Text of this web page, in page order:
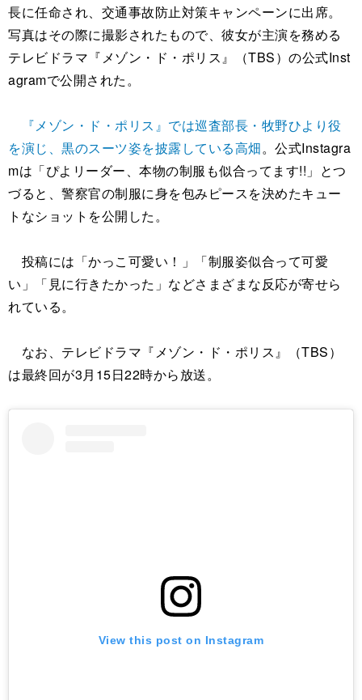
長に任命され、交通事故防止対策キャンペーンに出席。
写真はその際に撮影されたもので、彼女が主演を務める
テレビドラマ『メゾン・ド・ポリス』（TBS）の公式Inst
agramで公開された。
『メゾン・ド・ポリス』では巡査部長・牧野ひより役
を演じ、黒のスーツ姿を披露している高畑。公式Instagra
mは「ぴよリーダー、本物の制服も似合ってます!!」とつ
づると、警察官の制服に身を包みピースを決めたキュー
トなショットを公開した。
投稿には「かっこ可愛い！」「制服姿似合って可愛
い」「見に行きたかった」などさまざまな反応が寄せら
れている。
なお、テレビドラマ『メゾン・ド・ポリス』（TBS）
は最終回が3月15日22時から放送。
View this post on Instagram